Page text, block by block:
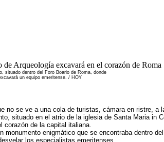
situado dentro del Foro Boario de Roma, donde
un equipo emeritense. / HOY
se ve a una cola de turistas, cámara en ristre,
situado en el atrio de la iglesia de Santa Maria in
corazón de la capital italiana.
enigmático que se encontraba dentro
los especialistas emeritenses.